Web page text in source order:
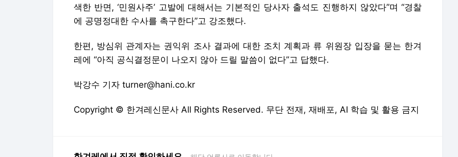
색한 반면, ‘민원사주’ 고발에 대해서는 기본적인 당사자 출석도 진행하지 않았다”며 “경찰
에 공명정대한 수사를 촉구한다”고 강조했다.
한편, 방심위 관계자는 권익위 조사 결과에 대한 조치 계획과 류 위원장 입장을 묻는 한겨
레에 “아직 공식결정문이 나오지 않아 드릴 말씀이 없다”고 답했다.
박강수 기자 turner@hani.co.kr
Copyright © 한겨레신문사 All Rights Reserved. 무단 전재, 재배포, AI 학습 및 활용 금지